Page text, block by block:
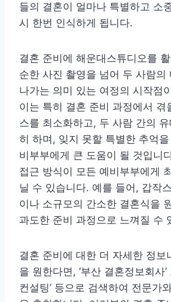
들의 결혼이 얼마나 특별하고 소
시 한번 인식하게 됩니다.
결혼 준비에 해운대스튜디오를
순한 사진 촬영을 넘어 두 사람의
나가는 의미 있는 여정의 시작점
이는 특히 결혼 준비 과정에서 겪
스를 최소화하고, 두 사람 간의
히 하며, 잊지 못할 특별한 추억
비부부에게 큰 도움이 될 것입니
접근 방식이 모든 예비부부에게
닐 수 있습니다. 예를 들어, 갑작
이나 소규모의 간소한 결혼식을
과도한 준비 과정으로 느껴질 수
결혼 준비에 대한 더 자세한 정보
을 원한다면, ‘부산 결혼정보회사’
컨설팅’ 등으로 검색하여 전문가